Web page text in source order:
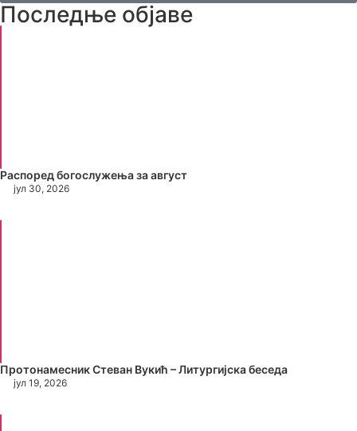
Последње објаве
Распоред богослужења за август
јул 30, 2026
Протонамесник Стеван Вукић – Литургијска беседа
јул 19, 2026